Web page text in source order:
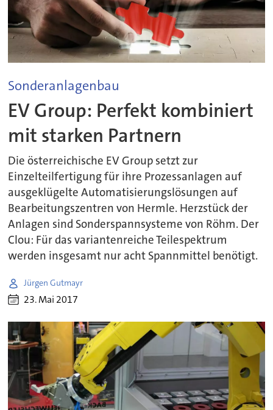
Sonderanlagenbau
EV Group: Perfekt kombiniert
mit starken Partnern
Die österreichische EV Group setzt zur
Einzelteilfertigung für ihre Prozessanlagen auf
ausgeklügelte Automatisierungslösungen auf
Bearbeitungszentren von Hermle. Herzstück der
Anlagen sind Sonderspannsysteme von Röhm. Der
Clou: Für das variantenreiche Teilespektrum
werden insgesamt nur acht Spannmittel benötigt.
Jürgen Gutmayr
23. Mai 2017